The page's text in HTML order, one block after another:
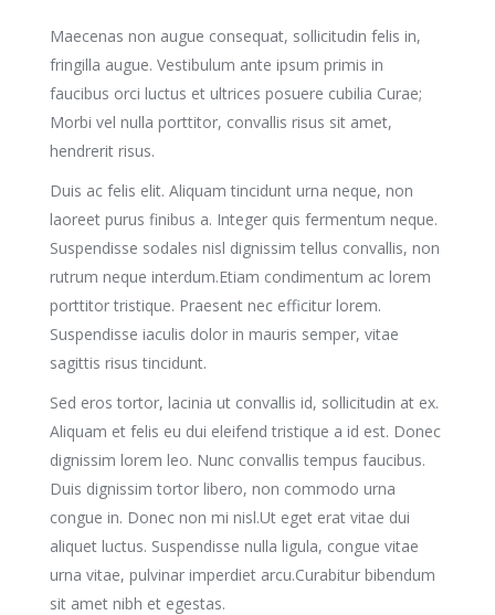
Maecenas non augue consequat, sollicitudin felis in,
fringilla augue. Vestibulum ante ipsum primis in
faucibus orci luctus et ultrices posuere cubilia Curae;
Morbi vel nulla porttitor, convallis risus sit amet,
hendrerit risus.
Duis ac felis elit. Aliquam tincidunt urna neque, non
laoreet purus finibus a. Integer quis fermentum neque.
Suspendisse sodales nisl dignissim tellus convallis, non
rutrum neque interdum.Etiam condimentum ac lorem
porttitor tristique. Praesent nec efficitur lorem.
Suspendisse iaculis dolor in mauris semper, vitae
sagittis risus tincidunt.
Sed eros tortor, lacinia ut convallis id, sollicitudin at ex.
Aliquam et felis eu dui eleifend tristique a id est. Donec
dignissim lorem leo. Nunc convallis tempus faucibus.
Duis dignissim tortor libero, non commodo urna
congue in. Donec non mi nisl.Ut eget erat vitae dui
aliquet luctus. Suspendisse nulla ligula, congue vitae
urna vitae, pulvinar imperdiet arcu.Curabitur bibendum
sit amet nibh et egestas.